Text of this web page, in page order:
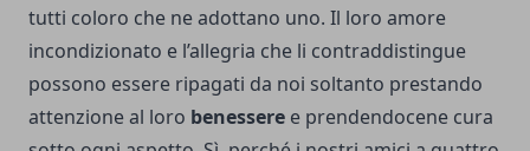
tutti coloro che ne adottano uno. Il loro amore
incondizionato e l’allegria che li contraddistingue
possono essere ripagati da noi soltanto prestando
attenzione al loro benessere e prendendocene cura